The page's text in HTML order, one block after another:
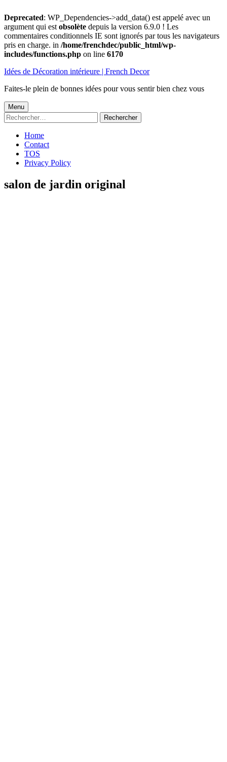
Deprecated: WP_Dependencies->add_data() est appelé avec un
argument qui est obsolète depuis la version 6.9.0 ! Les
commentaires conditionnels IE sont ignorés par tous les navigateurs
pris en charge. in /home/frenchdec/public_html/wp-
includes/functions.php on line 6170
au
Idées de Décoration intérieure | French Decor
Faites-le plein de bonnes idées pour vous sentir bien chez vous
Menu
principal
Menu
Rechercher :
Home
Contact
TOS
Privacy Policy
salon de jardin original